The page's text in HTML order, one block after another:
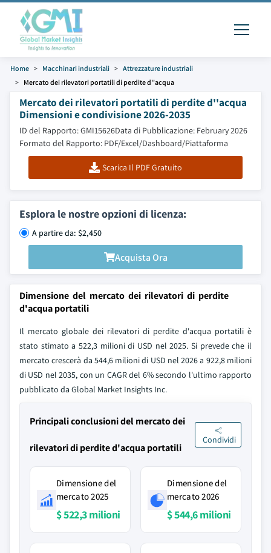
Home Macchinari industriali
Attrezzature industriali
Mercato dei rilevatori portatili di perdite d''acqua
Mercato dei rilevatori portatili di perdite d''acqua
Dimensioni e condivisione 2026-2035
ID del Rapporto: GMI15626Data di Pubblicazione: February 2026
Formato del Rapporto: PDF/Excel/Dashboard/Piattaforma
Scarica Il PDF Gratuito
Esplora le nostre opzioni di licenza:
A partire da: $2,450
Acquista Ora
Dimensione del mercato dei rilevatori di perdite
d'acqua portatili
Il mercato globale dei rilevatori di perdite d'acqua portatili è
stato stimato a 522,3 milioni di USD nel 2025. Si prevede che il
mercato crescerà da 544,6 milioni di USD nel 2026 a 922,8 milioni
di USD nel 2035, con un CAGR del 6% secondo l'ultimo rapporto
pubblicato da Global Market Insights Inc.
Principali conclusioni del mercato dei
rilevatori di perdite d'acqua portatili
Condividi
Dimensione del
mercato 2025
$ 522,3 milioni
Dimensione del
mercato 2026
$ 544,6 milioni